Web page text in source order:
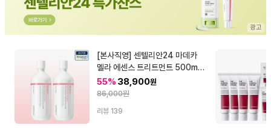
[본사직영] 센텔리안24 마데카
멜라 에센스 트리트먼트 500ml
2개 (대용량 기미 에센스)
55% 38,900원
86,000원
리뷰 139